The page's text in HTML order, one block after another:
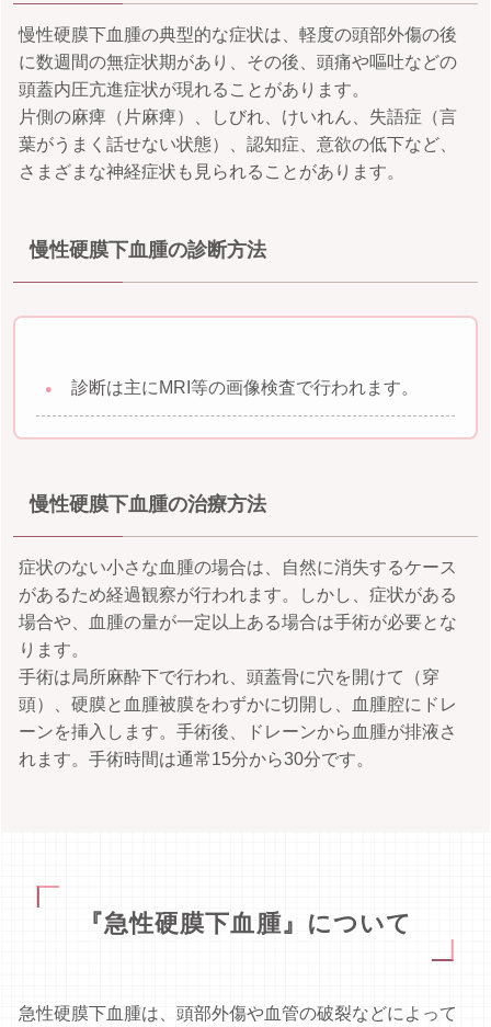
慢性硬膜下血腫の典型的な症状は、軽度の頭部外傷の後
に数週間の無症状期があり、その後、頭痛や嘔吐などの
頭蓋内圧亢進症状が現れることがあります。
片側の麻痺（片麻痺）、しびれ、けいれん、失語症（言
葉がうまく話せない状態）、認知症、意欲の低下など、
さまざまな神経症状も見られることがあります。
慢性硬膜下血腫の診断方法
診断は主にMRI等の画像検査で行われます。
慢性硬膜下血腫の治療方法
症状のない小さな血腫の場合は、自然に消失するケース
があるため経過観察が行われます。しかし、症状がある
場合や、血腫の量が一定以上ある場合は手術が必要とな
ります。
手術は局所麻酔下で行われ、頭蓋骨に穴を開けて（穿
頭）、硬膜と血腫被膜をわずかに切開し、血腫腔にドレ
ーンを挿入します。手術後、ドレーンから血腫が排液さ
れます。手術時間は通常15分から30分です。
『急性硬膜下血腫』について
急性硬膜下血腫は、頭部外傷や血管の破裂などによって